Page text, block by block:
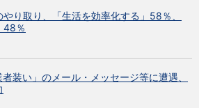
り取り、「生活を効率化する」58％、
48％
装い」のメール・メッセージ等に遭遇、